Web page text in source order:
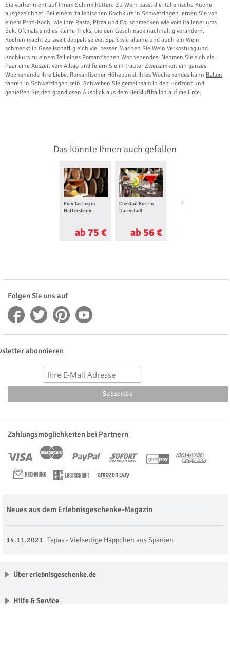
Sie vorher nicht auf Ihrem Schirm hatten. Zu Wein passt die italienische Küche
ausgezeichnet. Bei einem Italienischen Kochkurs in Schwetzingen lernen Sie von
einem Profi-Koch, wie Ihre Pasta, Pizza und Co. schmecken wie vom Italiener ums
Eck. Oftmals sind es kleine Tricks, die den Geschmack nachhaltig verändern.
Kochen macht zu zweit doppelt so viel Spaß wie alleine und auch ein Wein
schmeckt in Gesellschaft gleich viel besser. Machen Sie Wein Verkostung und
Kochkurs zu einem Teil eines Romantischen Wochenendes. Nehmen Sie sich als
Paar eine Auszeit vom Alltag und feiern Sie in trauter Zweisamkeit ein ganzes
Wochenende Ihre Liebe. Romantischer Höhepunkt Ihres Wochenendes kann Ballon
fahren in Schwetzingen sein. Schweben Sie gemeinsam in den Horizont und
genießen Sie den grandiosen Ausblick aus dem Heißluftballon auf die Erde.
Das könnte Ihnen auch gefallen
Rum Tasting in
Hattersheim
ab 75 €
Cocktail Kurs in
Darmstadt
ab 56 €
Golf Schnupperkurs
Folgen Sie uns auf
abonnieren
Zahlungsmöglichkeiten bei Partnern
Neues aus dem Erlebnisgeschenke-Magazin
14.11.2021 Tapas - Vielseitige Häppchen aus Spanien
Über erlebnisgeschenke.de
Hilfe & Service